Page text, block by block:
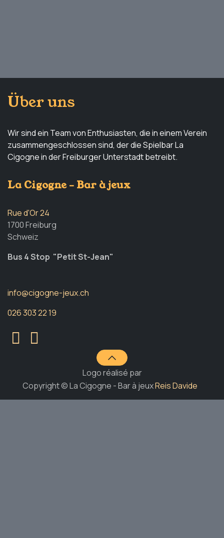
Über uns
Wir sind ein Team von Enthusiasten, die in einem Verein
zusammengeschlossen sind, der die Spielbar La
Cigogne in der Freiburger Unterstadt betreibt.
La Cigogne - Bar à jeux
Rue d'Or 24
1700 Freiburg
Schweiz
Bus 4 Stop "Petit St-Jean"
info@cigogne-jeux.ch
026 303 22 19
Logo réalisé par
Copyright © La Cigogne - Bar à jeuxReis Davide